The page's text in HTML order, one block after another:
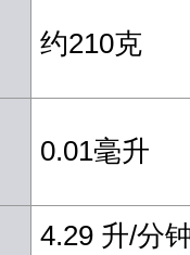
约210克
0.01毫升
4.29 升/分